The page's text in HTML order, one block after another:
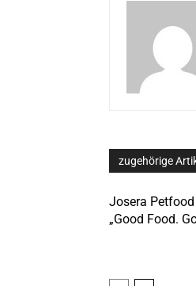
zugehörige
Josera
„Good Food.